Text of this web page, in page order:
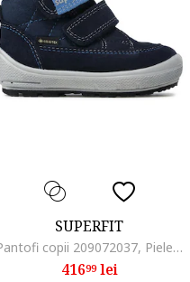
SUPERFIT
Pantofi copii 209072037, Piele naturala/Velur, Bleumarin
41699lei